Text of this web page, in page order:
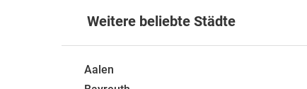
Weitere beliebte Städte
Aalen